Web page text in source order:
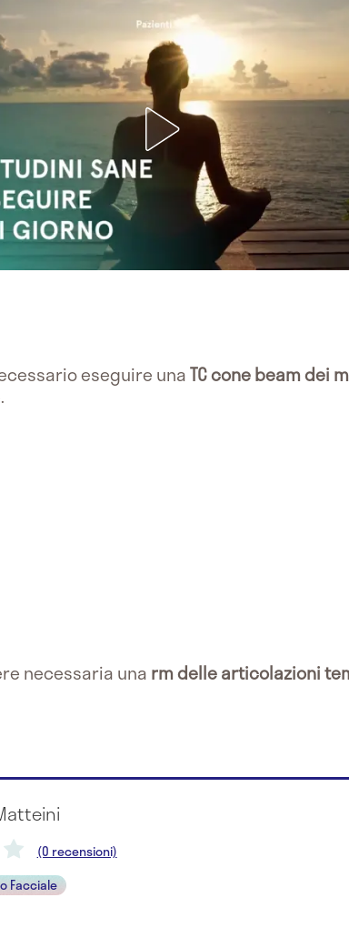
eseguire unaTC cone beam dei
necessaria una rm delle articolazioni
(0 recensioni)
Facciale